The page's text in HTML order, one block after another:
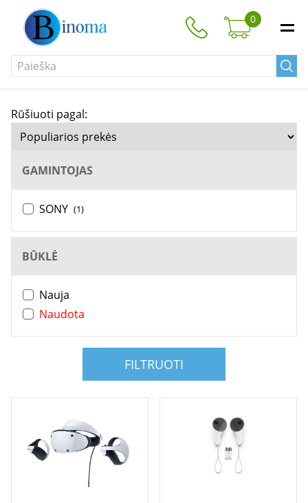
0
Rūšiuoti pagal:
GAMINTOJAS
SONY (1)
BŪKLĖ
Nauja
Naudota
FILTRUOTI